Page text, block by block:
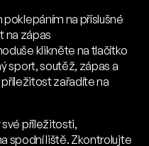
na příslušné
na zápas
klikněte na tlačítko
sport, soutěž, zápas a
zařadíte na
příležitosti,
spodní liště. Zkontrolujte